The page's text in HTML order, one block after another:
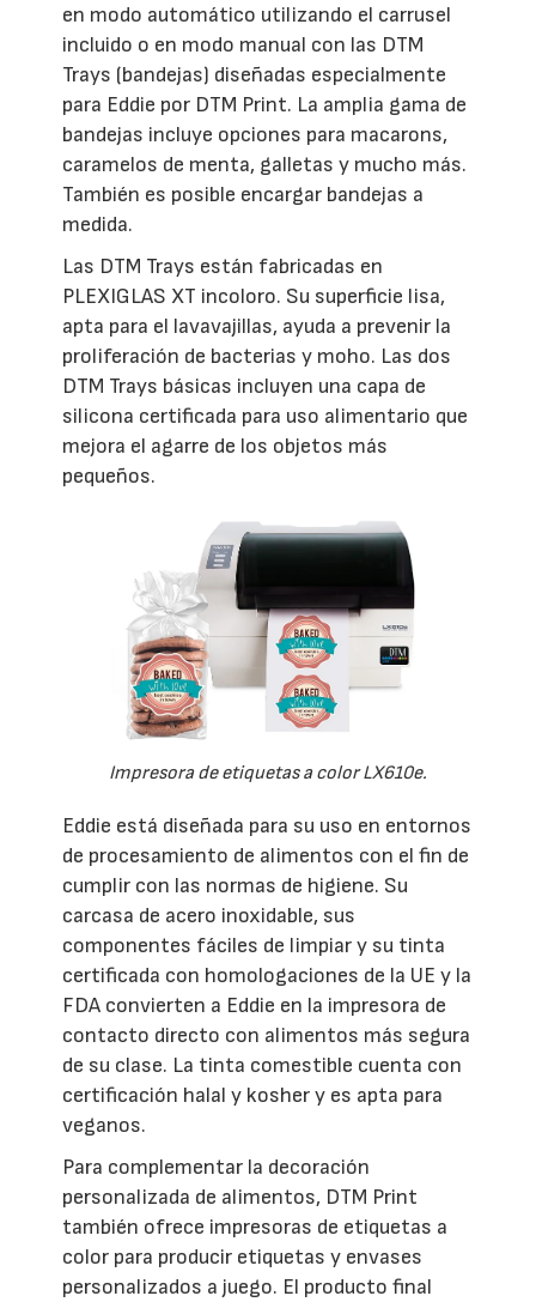
en modo automático utilizando el carrusel
incluido o en modo manual con las DTM
Trays (bandejas) diseñadas especialmente
para Eddie por DTM Print. La amplia gama de
bandejas incluye opciones para macarons,
caramelos de menta, galletas y mucho más.
También es posible encargar bandejas a
medida.
Las DTM Trays están fabricadas en
PLEXIGLAS XT incoloro. Su superficie lisa,
apta para el lavavajillas, ayuda a prevenir la
proliferación de bacterias y moho. Las dos
DTM Trays básicas incluyen una capa de
silicona certificada para uso alimentario que
mejora el agarre de los objetos más
pequeños.
Impresora de etiquetas a color LX610e.
Eddie está diseñada para su uso en entornos
de procesamiento de alimentos con el fin de
cumplir con las normas de higiene. Su
carcasa de acero inoxidable, sus
componentes fáciles de limpiar y su tinta
certificada con homologaciones de la UE y la
FDA convierten a Eddie en la impresora de
contacto directo con alimentos más segura
de su clase. La tinta comestible cuenta con
certificación halal y kosher y es apta para
veganos.
Para complementar la decoración
personalizada de alimentos, DTM Print
también ofrece impresoras de etiquetas a
color para producir etiquetas y envases
personalizados a juego. El producto final